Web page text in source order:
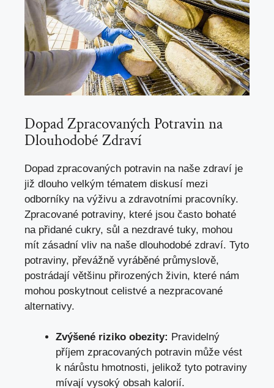
Dopad Zpracovaných Potravin na
Dlouhodobé Zdraví
Dopad zpracovaných potravin na naše zdraví je
již dlouho velkým tématem diskusí mezi
odborníky na výživu a zdravotními pracovníky.
Zpracované potraviny, které jsou často bohaté
na přidané cukry, sůl a nezdravé tuky, mohou
mít zásadní vliv na naše dlouhodobé zdraví. Tyto
potraviny, převážně vyráběné průmyslově,
postrádají většinu přirozených živin, které nám
mohou poskytnout celistvé a nezpracované
alternativy.
Zvýšené riziko obezity: Pravidelný
příjem zpracovaných potravin může vést
k nárůstu hmotnosti, jelikož tyto potraviny
mívají vysoký obsah kalorií.